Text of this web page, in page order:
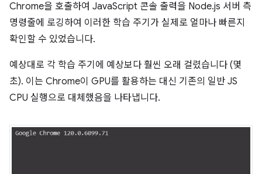
Chrome을 호출하여 JavaScript 콘솔 출력을 Node.js 서버 측
명령줄에 로깅하여 이러한 학습 주기가 실제로 얼마나 빠른지
확인할 수 있었습니다.
예상대로 각 학습 주기에 예상보다 훨씬 오래 걸렸습니다 (몇
초). 이는 Chrome이 GPU를 활용하는 대신 기존의 일반 JS
CPU 실행으로 대체했음을 나타냅니다.